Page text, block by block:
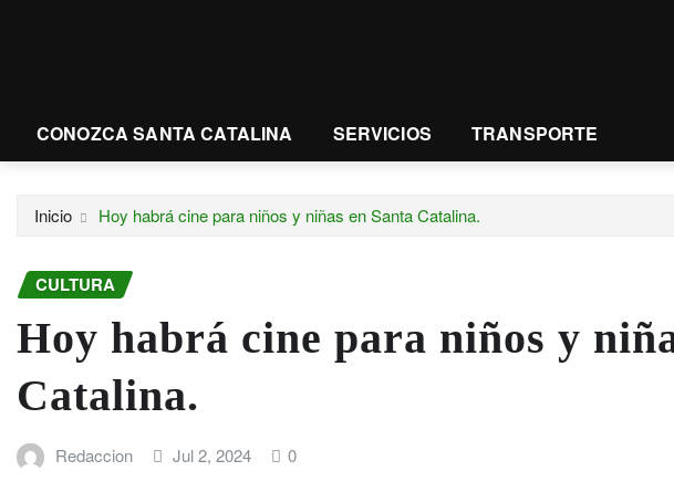
CONOZCA SANTA CATALINA SERVICIOS TRANSPORTE
Inicio Hoy habrá cine para niños y niñas en Santa Catalina.
CULTURA
Hoy habrá cine para niños y
Catalina.
Redaccion Jul 2, 2024 0